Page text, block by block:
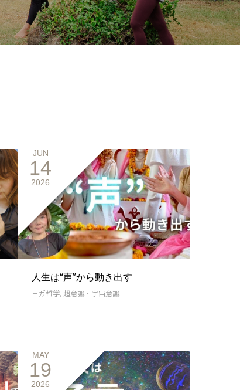
JUN
14
2026
人生は“声”から動き出す
ヨガ哲学, 超意識・宇宙意識
MAY
19
2026